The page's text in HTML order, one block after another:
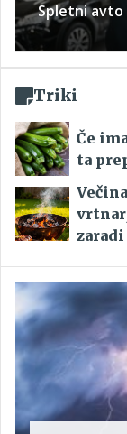
Spletni avto
Triki
Če
ta